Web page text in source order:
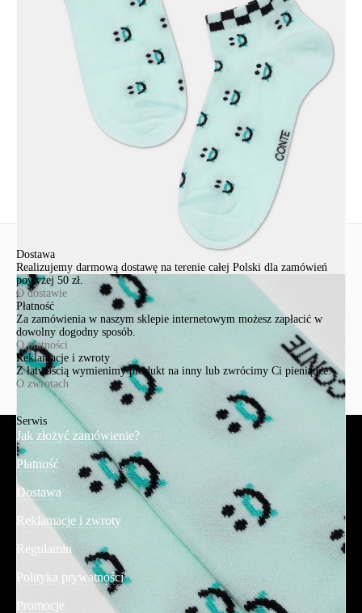
Udostępnij produkt
EuroTrade Tex Sp z o.o.
91-341, Łódź, Polska
info@conteshop.pl
Ten produkt nie ma pytań Możesz zadać pytanie, klikając przycisk
Dostawa
Realizujemy darmową dostawę na terenie całej Polski dla zamówień
powyżej 50 zł.
O dostawie
Płatność
Za zamówienia w naszym sklepie internetowym możesz zapłacić w
dowolny dogodny sposób.
O płatności
Reklamacje i zwroty
Z łatwością wymienimy produkt na inny lub zwrócimy Ci pieniądze.
O zwrotach
Serwis
Jak złożyć zamówienie?
Płatność
Dostawa
Reklamacje i zwroty
Regulamin
Polityka prywatności
Promocje